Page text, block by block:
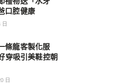
口腔健康
條龍客製化服
吸引美鞋控朝
日